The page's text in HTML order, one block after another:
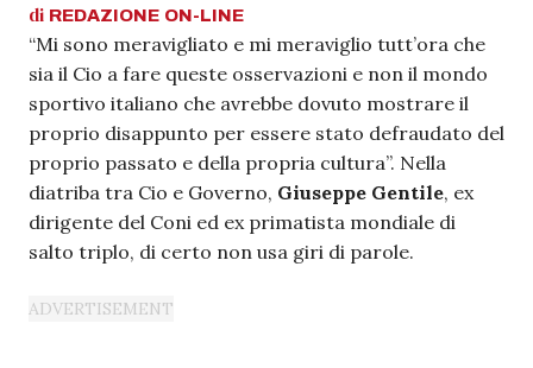
di REDAZIONE ON-LINE
“Mi sono meravigliato e mi meraviglio tutt’ora che
sia il Cio a fare queste osservazioni e non il mondo
sportivo italiano che avrebbe dovuto mostrare il
proprio disappunto per essere stato defraudato del
proprio passato e della propria cultura”. Nella
diatriba tra Cio e Governo, Giuseppe Gentile, ex
dirigente del Coni ed ex primatista mondiale di
salto triplo, di certo non usa giri di parole.